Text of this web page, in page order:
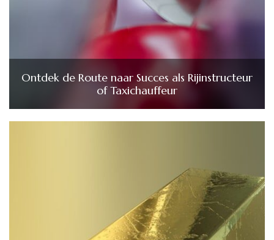
Ontdek de Route naar Succes als Rijinstructeur
of Taxichauffeur